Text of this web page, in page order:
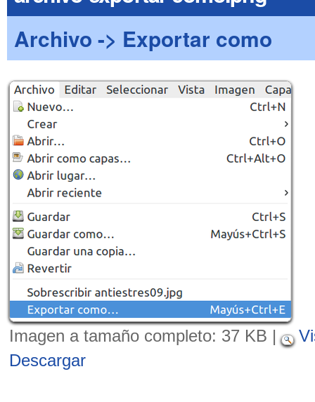
Archivo -> Exportar como
Imagen a tamaño completo: 37 KB |
Descargar